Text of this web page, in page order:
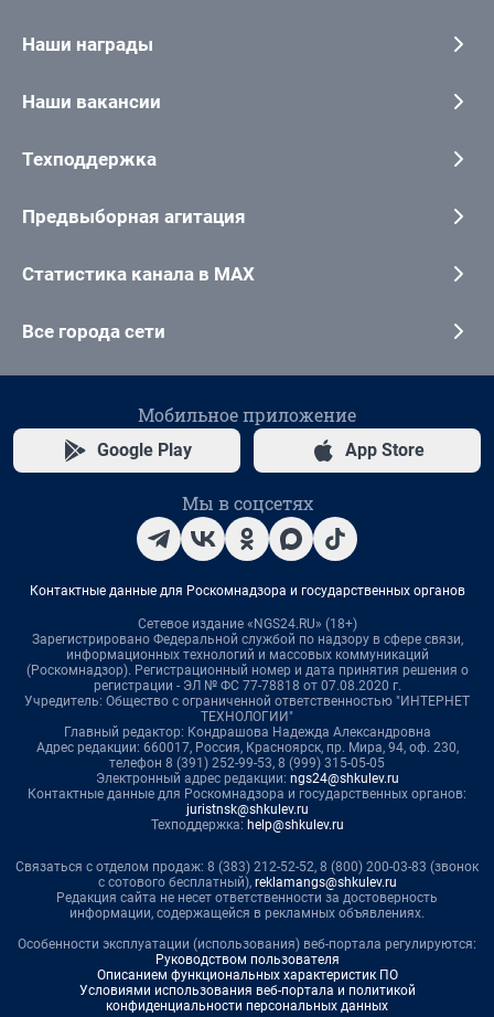
Наши награды
Наши вакансии
Техподдержка
Предвыборная агитация
Статистика канала в MAX
Все города сети
Мобильное приложение
Google Play App Store
Мы в соцсетях
Контактные данные для Роскомнадзора и государственных органов
Сетевое издание «NGS24.RU» (18+)
Зарегистрировано Федеральной службой по надзору в сфере связи,
информационных технологий и массовых коммуникаций
(Роскомнадзор). Регистрационный номер и дата принятия решения о
регистрации - ЭЛ № ФС 77-78818 от 07.08.2020 г.
Учредитель: Общество с ограниченной ответственностью "ИНТЕРНЕТ
ТЕХНОЛОГИИ"
Главный редактор: Кондрашова Надежда Александровна
Адрес редакции: 660017, Россия, Красноярск, пр. Мира, 94, оф. 230,
телефон 8 (391) 252-99-53, 8 (999) 315-05-05
Электронный адрес редакции: ngs24@shkulev.ru
Контактные данные для Роскомнадзора и государственных органов:
juristnsk@shkulev.ru
Техподдержка: help@shkulev.ru
Связаться с отделом продаж: 8 (383) 212-52-52, 8 (800) 200-03-83 (звонок
с сотового бесплатный), reklamangs@shkulev.ru
Редакция сайта не несет ответственности за достоверность
информации, содержащейся в рекламных объявлениях.
Особенности эксплуатации (использования) веб-портала регулируются:
Руководством пользователя
Описанием функциональных характеристик ПО
Условиями использования веб-портала и политикой
конфиденциальности персональных данных